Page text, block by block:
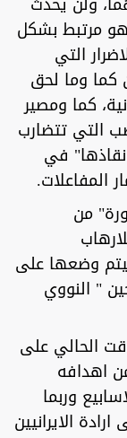
مرتبط بشكل
التي
كما وما لحق
كما ومصير
التي تتضارب
في
المفاعلات.
من
وضعها على
" النووي
الحالي على
اهدافه
وربما
الايرانيين